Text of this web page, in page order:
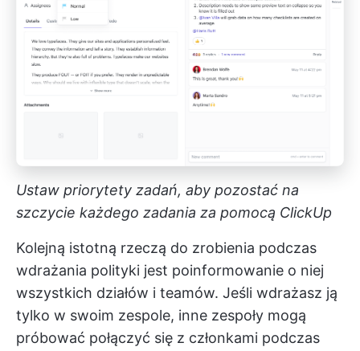
Ustaw priorytety zadań, aby pozostać na
szczycie każdego zadania za pomocą ClickUp
Kolejną istotną rzeczą do zrobienia podczas
wdrażania polityki jest poinformowanie o niej
wszystkich działów i teamów. Jeśli wdrażasz ją
tylko w swoim zespole, inne zespoły mogą
próbować połączyć się z członkami podczas